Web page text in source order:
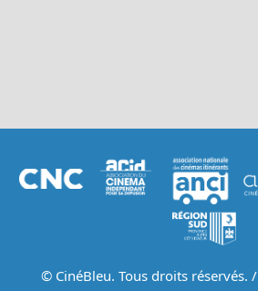
© CinéBleu. Tous droits réservés. /